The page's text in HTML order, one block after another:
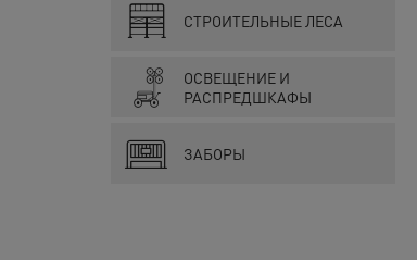
СТРОИТЕЛЬНЫЕ ЛЕСА
ОСВЕЩЕНИЕ И
РАСПРЕДШКАФЫ
ЗАБОРЫ